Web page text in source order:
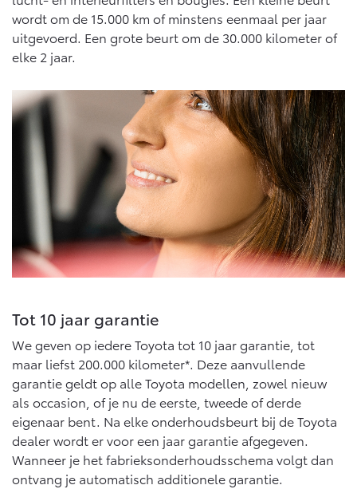
wordt om de 15.000 km of minstens eenmaal per jaar
uitgevoerd. Een grote beurt om de 30.000 kilometer of
elke 2 jaar.
Tot 10 jaar garantie
We geven op iedere Toyota tot 10 jaar garantie, tot
maar liefst 200.000 kilometer*. Deze aanvullende
garantie geldt op alle Toyota modellen, zowel nieuw
als occasion, of je nu de eerste, tweede of derde
eigenaar bent. Na elke onderhoudsbeurt bij de Toyota
dealer wordt er voor een jaar garantie afgegeven.
Wanneer je het fabrieksonderhoudsschema volgt dan
ontvang je automatisch additionele garantie.